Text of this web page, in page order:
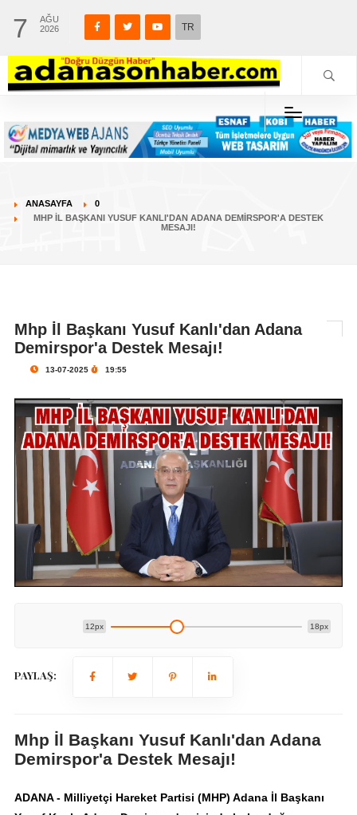
7
AĞU
2026
TR
ANASAYFA
0
MHP İL BAŞKANI YUSUF KANLI'DAN ADANA DEMIRSPOR'A DESTEK
MESAJI!
Mhp İl Başkanı Yusuf Kanlı'dan Adana
Demirspor'a Destek Mesajı!
13-07-2025 19:55
12px 18px
PAYLAŞ:
Mhp İl Başkanı Yusuf Kanlı'dan Adana
Demirspor'a Destek Mesajı!
ADANA - Milliyetçi Hareket Partisi (MHP) Adana İl Başkanı